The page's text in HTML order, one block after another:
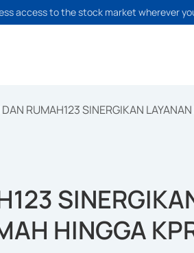
access to the stock market wherever
RUMAH123 SINERGIKAN
HINGGA